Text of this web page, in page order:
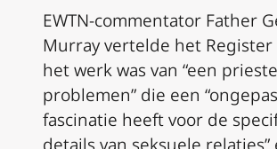
EWTN-commentator Father
Murray vertelde het
het werk was van “een
problemen” die een
fascinatie heeft voor de